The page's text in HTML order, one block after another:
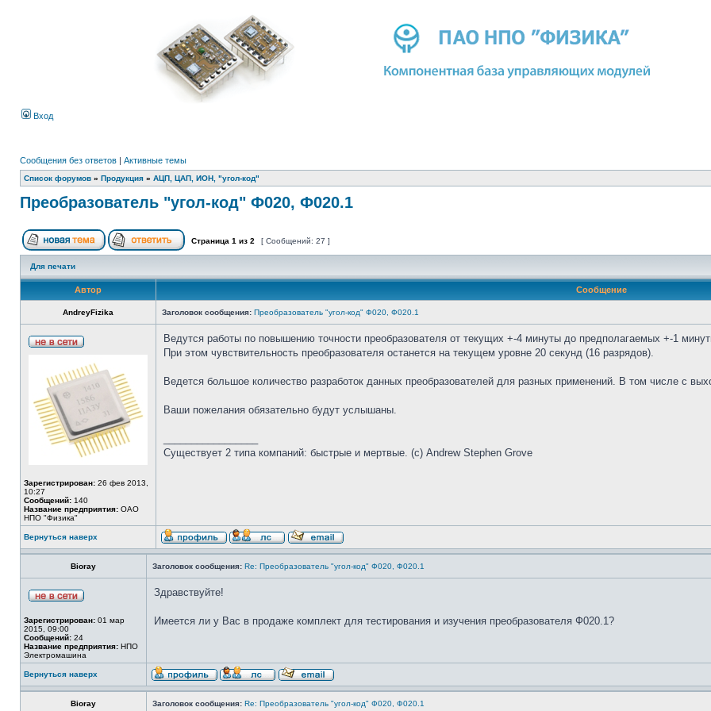
Вход
Сообщения без ответов | Активные темы
Список форумов » Продукция » АЦП, ЦАП, ИОН, "угол-код"
Преобразователь "угол-код" Ф020, Ф020.1
Страница 1 из 2 [ Сообщений: 27 ]
Для печати
Автор Сообщение
AndreyFizika Заголовок сообщения: Преобразователь "угол-код" Ф020, Ф020.1
Зарегистрирован: 26 фев 2013,
10:27
Сообщений: 140
Название предприятия: ОАО
НПО "Физика"
Ведутся работы по повышению точности преобразователя от текущих +-4 минуты до предполагаемых +-1
При этом чувствительность преобразователя останется на текущем уровне 20 секунд (16 разрядов).
Ведется большое количество разработок данных преобразователей для разных применений. В том числе с
Ваши пожелания обязательно будут услышаны.
Существует 2 типа компаний: быстрые и мертвые. (с) Andrew Stephen Grove
Вернуться наверх
Bioray Заголовок сообщения: Re: Преобразователь "угол-код" Ф020, Ф020.1
Зарегистрирован: 01 мар
2015, 09:00
Сообщений: 24
Название предприятия: НПО
Электромашина
Здравствуйте!
Имеется ли у Вас в продаже комплект для тестирования и изучения преобразователя Ф020.1?
Вернуться наверх
Bioray Заголовок сообщения: Re: Преобразователь "угол-код" Ф020, Ф020.1